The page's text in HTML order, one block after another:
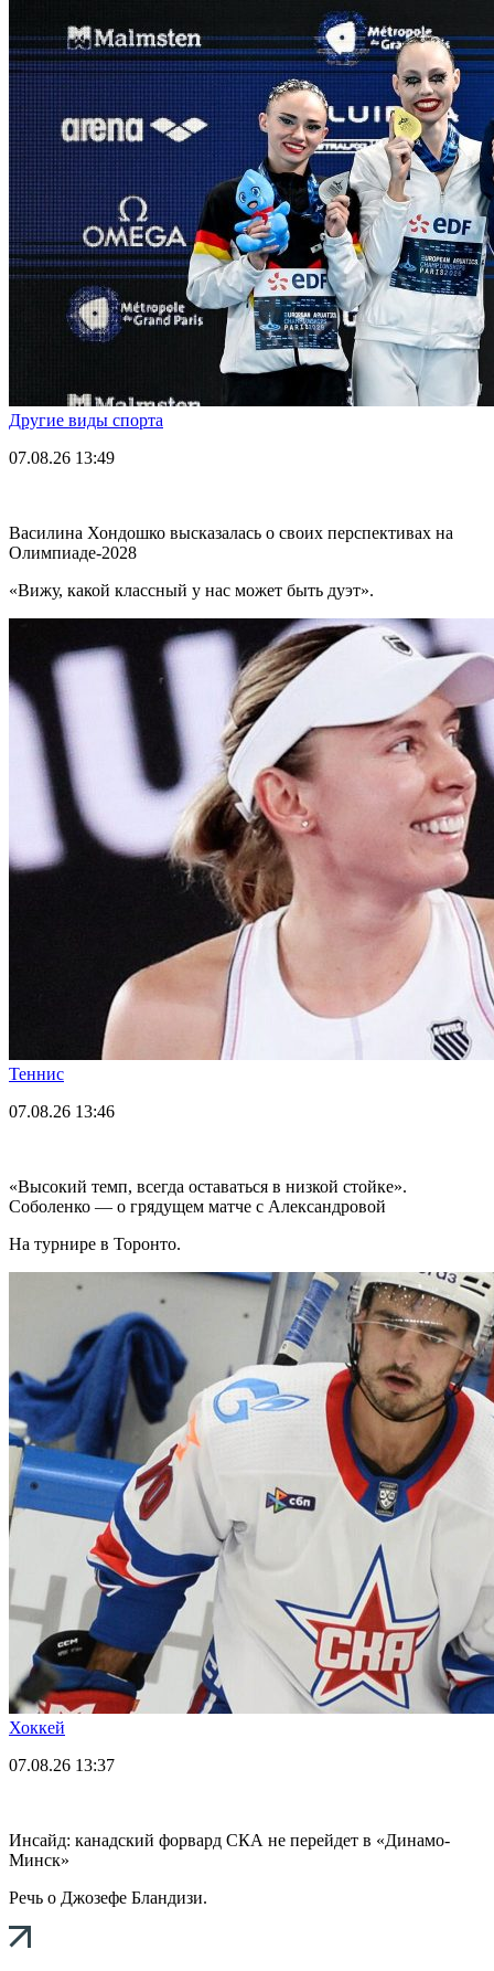
Другие виды спорта
07.08.26 13:49
Василина Хондошко высказалась о своих перспективах на
Олимпиаде-2028
«Вижу, какой классный у нас может быть дуэт».
Теннис
07.08.26 13:46
«Высокий темп, всегда оставаться в низкой стойке».
Соболенко — о грядущем матче с Александровой
На турнире в Торонто.
Хоккей
07.08.26 13:37
Инсайд: канадский форвард СКА не перейдет в «Динамо-
Минск»
Речь о Джозефе Бландизи.